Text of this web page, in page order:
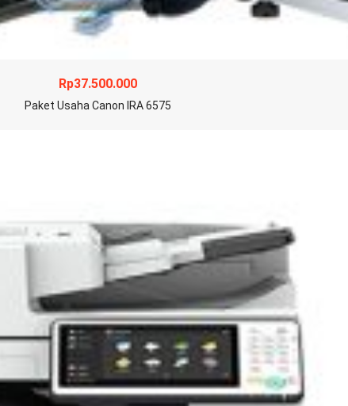
Rp37.500.000
Paket Usaha Canon IRA 6575